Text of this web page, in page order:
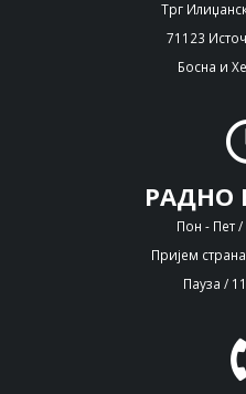
Трг
71123
Босна и
РАДНО
Пон - Пет
Пријем
Пауза /